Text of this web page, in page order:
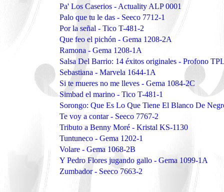
Pa' Los Caserios - Actuality ALP 0001
Palo que tu le das - Seeco 7712-1
Por la señal - Tico T-481-2
Que feo el pichón - Gema 1208-2A
Ramona - Gema 1208-1A
Salsa Del Barrio: 14 éxitos originales - Profono
Sebastiana - Marvela 1644-1A
Si te mueres no me lleves - Gema 1084-2C
Simbad el marino - Tico T-481-1
Sorongo: Que Es Lo Que Tiene El Blanco De
Te voy a contar - Seeco 7767-2
Tributo a Benny Moré - Kristal KS-1130
Tuntuneco - Gema 1202-1
Volare - Gema 1068-2B
Y Pedro Flores jugando gallo - Gema 1099-1A
Zumbador - Seeco 7663-2